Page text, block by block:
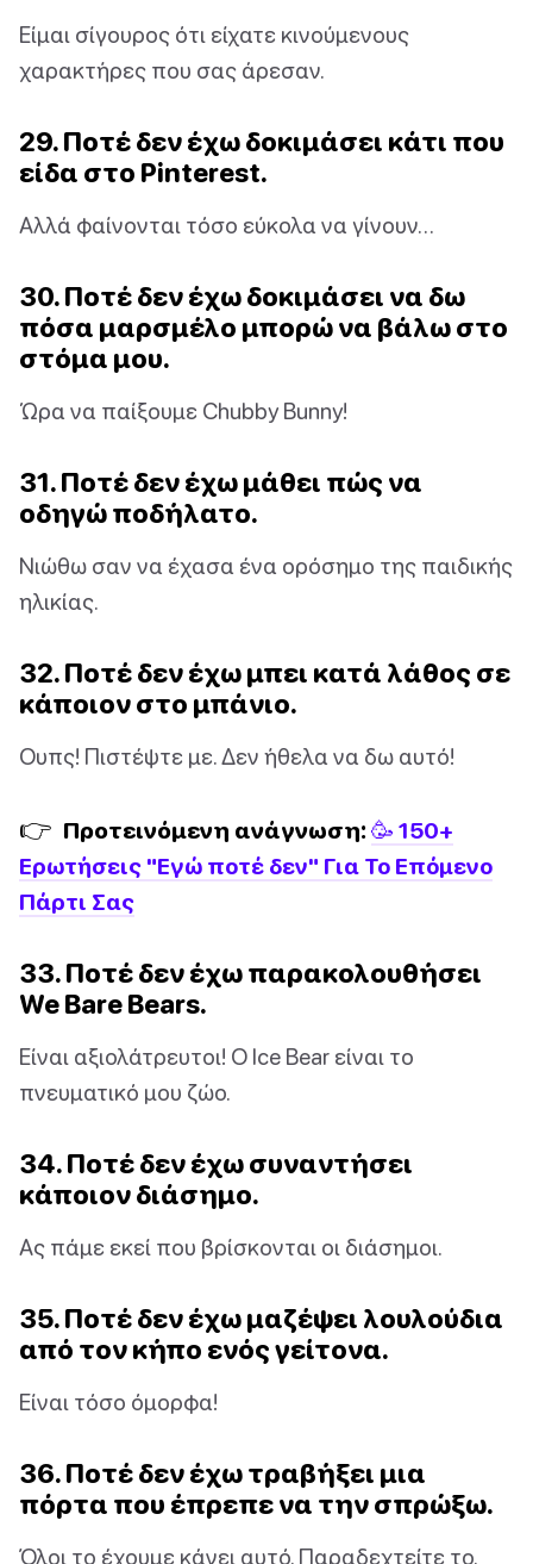
Είμαι σίγουρος ότι είχατε κινούμενους
χαρακτήρες που σας άρεσαν.
29. Ποτέ δεν έχω δοκιμάσει κάτι που
είδα στο Pinterest.
Αλλά φαίνονται τόσο εύκολα να γίνουν…
30. Ποτέ δεν έχω δοκιμάσει να δω
πόσα μαρσμέλο μπορώ να βάλω στο
στόμα μου.
Ώρα να παίξουμε Chubby Bunny!
31. Ποτέ δεν έχω μάθει πώς να
οδηγώ ποδήλατο.
Νιώθω σαν να έχασα ένα ορόσημο της παιδικής
ηλικίας.
32. Ποτέ δεν έχω μπει κατά λάθος σε
κάποιον στο μπάνιο.
Ουπς! Πιστέψτε με. Δεν ήθελα να δω αυτό!
👉 Προτεινόμενη ανάγνωση: 🥳 150+
Ερωτήσεις "Εγώ ποτέ δεν" Για Το Επόμενο
Πάρτι Σας
33. Ποτέ δεν έχω παρακολουθήσει
We Bare Bears.
Είναι αξιολάτρευτοι! Ο Ice Bear είναι το
πνευματικό μου ζώο.
34. Ποτέ δεν έχω συναντήσει
κάποιον διάσημο.
Ας πάμε εκεί που βρίσκονται οι διάσημοι.
35. Ποτέ δεν έχω μαζέψει λουλούδια
από τον κήπο ενός γείτονα.
Είναι τόσο όμορφα!
36. Ποτέ δεν έχω τραβήξει μια
πόρτα που έπρεπε να την σπρώξω.
Όλοι το έχουμε κάνει αυτό. Παραδεχτείτε το.